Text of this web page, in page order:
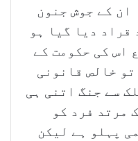
ان کے جوش جنون
قراد دیا گیا ہو
اس کی حکومت کے
خالص قانونی
سے جنگ اتنی ہی
مرتد فرد کو
پہلو ہے لیکن